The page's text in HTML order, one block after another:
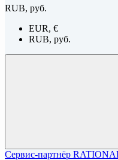
RUB, руб.
EUR, €
RUB, руб.
Сервис-партнёр